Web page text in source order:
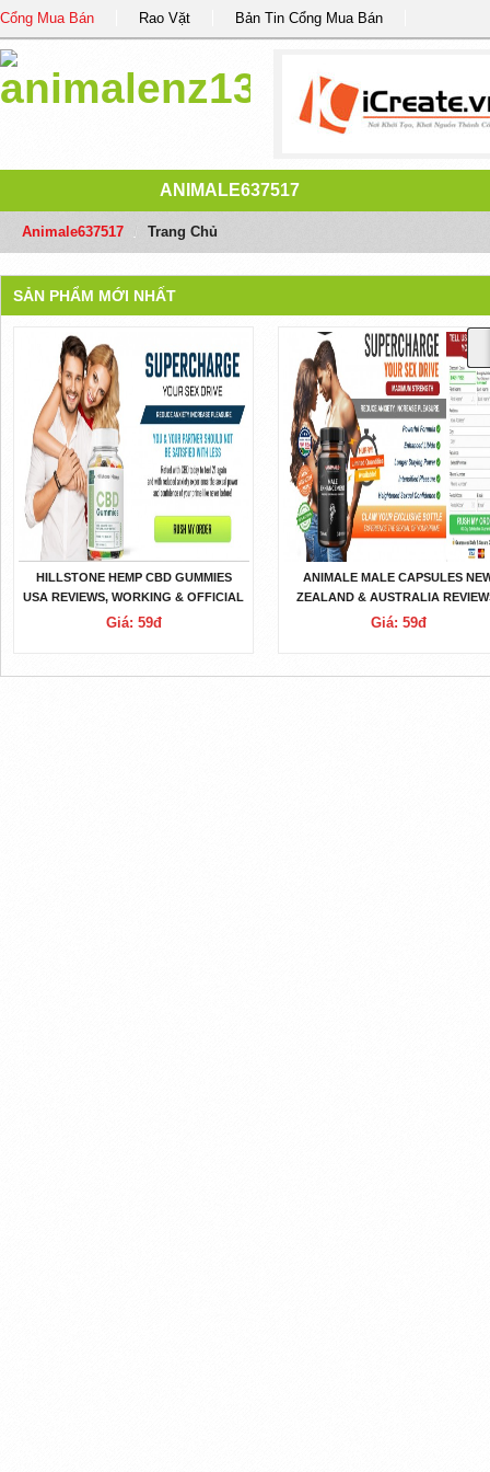
Cổng Mua Bán Rao Vặt Bản Tin Cổng Mua Bán
ANIMALE637517
Animale637517 Trang Chủ
SẢN PHẨM MỚI NHẤT
HILLSTONE HEMP CBD GUMMIES
USA REVIEWS, WORKING & OFFICIAL
WEBSITE
Giá: 59đ
ANIMALE MALE CAPSULES
ZEALAND & AUSTRALIA
PRICE & BUY
Giá: 59đ